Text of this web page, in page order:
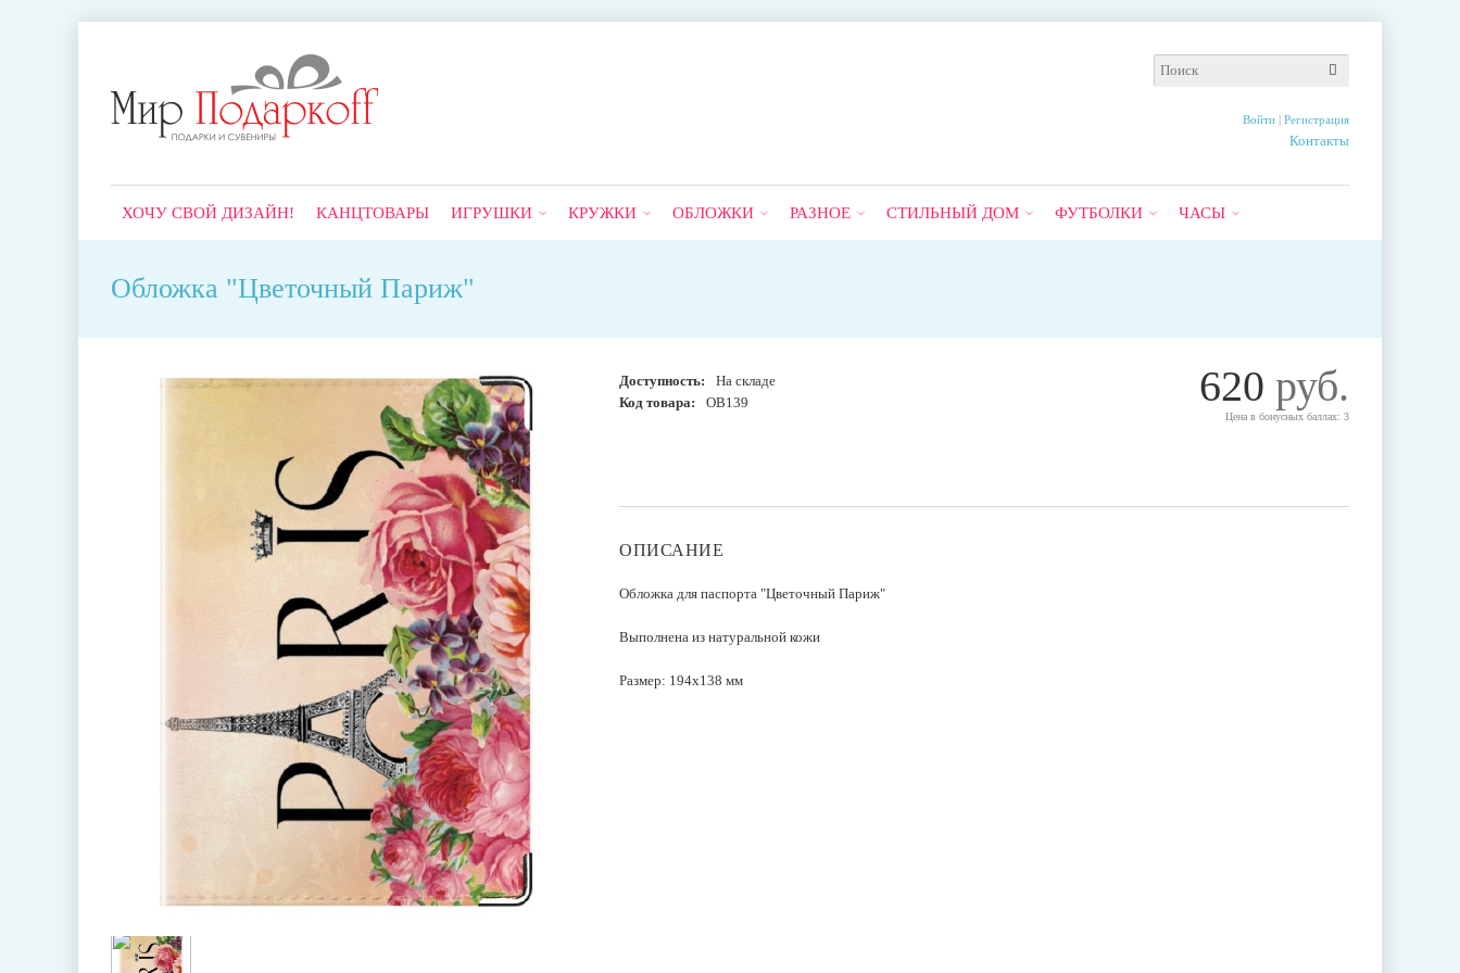
Войти| Регистрация
Контакты
ХОЧУ СВОЙ ДИЗАЙН! КАНЦТОВАРЫ ИГРУШКИ КРУЖКИ ОБЛОЖКИ РАЗНОЕ СТИЛЬНЫЙ ДОМ ФУТБОЛКИ ЧАСЫ
Обложка "Цветочный Париж"
620 руб.
Цена в бонусных баллах: 3
Доступность:
На складе
Код товара:
OB139
ОПИСАНИЕ
Обложка для паспорта "Цветочный Париж"
Выполнена из натуральной кожи
Размер: 194x138 мм